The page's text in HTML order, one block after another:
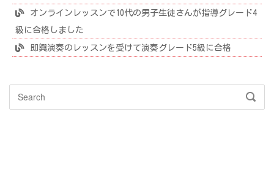
オンラインレッスンで10代の男子生徒さんが指導グレード4
級に合格しました
即興演奏のレッスンを受けて演奏グレード5級に合格
Search